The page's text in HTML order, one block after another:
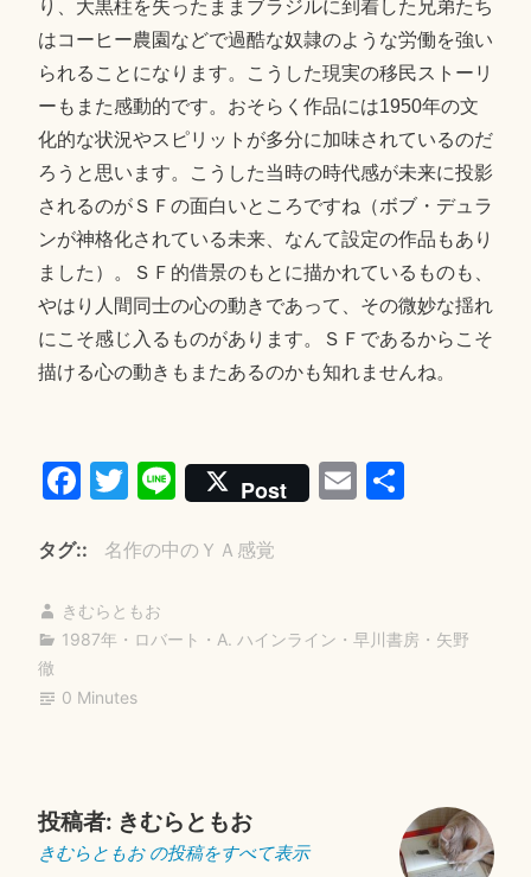
り、大黒柱を失ったままブラジルに到着した兄弟たち
はコーヒー農園などで過酷な奴隷のような労働を強い
られることになります。こうした現実の移民ストーリ
ーもまた感動的です。おそらく作品には1950年の文
化的な状況やスピリットが多分に加味されているのだ
ろうと思います。こうした当時の時代感が未来に投影
されるのがＳＦの面白いところですね（ボブ・デュラ
ンが神格化されている未来、なんて設定の作品もあり
ました）。ＳＦ的借景のもとに描かれているものも、
やはり人間同士の心の動きであって、その微妙な揺れ
にこそ感じ入るものがあります。ＳＦであるからこそ
描ける心の動きもまたあるのかも知れませんね。
Fa
ce
bo
ok
T
wi
tte
r
Li
ne
Post E
m
共
タグ: 名作の中のＹＡ感覚
きむらともお
1987年 ・ ロバート・A. ハインライン ・ 早川書房 ・ 矢野
徹
0 Minutes
投稿者: きむらともお
きむらともお の投稿をすべて表示